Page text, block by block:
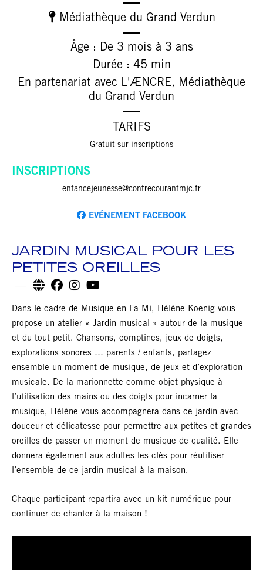
Médiathèque du Grand Verdun
Âge : De 3 mois à 3 ans
Durée : 45 min
En partenariat avec L'ÆNCRE, Médiathèque
du Grand Verdun
TARIFS
Gratuit sur inscriptions
INSCRIPTIONS
enfancejeunesse@contrecourantmjc.fr
EVÉNEMENT FACEBOOK
JARDIN MUSICAL POUR LES
PETITES OREILLES
Dans le cadre de Musique en Fa-Mi, Hélène Koenig vous
propose un atelier « Jardin musical » autour de la musique
et du tout petit. Chansons, comptines, jeux de doigts,
explorations sonores … parents / enfants, partagez
ensemble un moment de musique, de jeux et d’exploration
musicale. De la marionnette comme objet physique à
l’utilisation des mains ou des doigts pour incarner la
musique, Hélène vous accompagnera dans ce jardin avec
douceur et délicatesse pour permettre aux petites et grandes
oreilles de passer un moment de musique de qualité. Elle
donnera également aux adultes les clés pour réutiliser
l’ensemble de ce jardin musical à la maison.
Chaque participant repartira avec un kit numérique pour
continuer de chanter à la maison !